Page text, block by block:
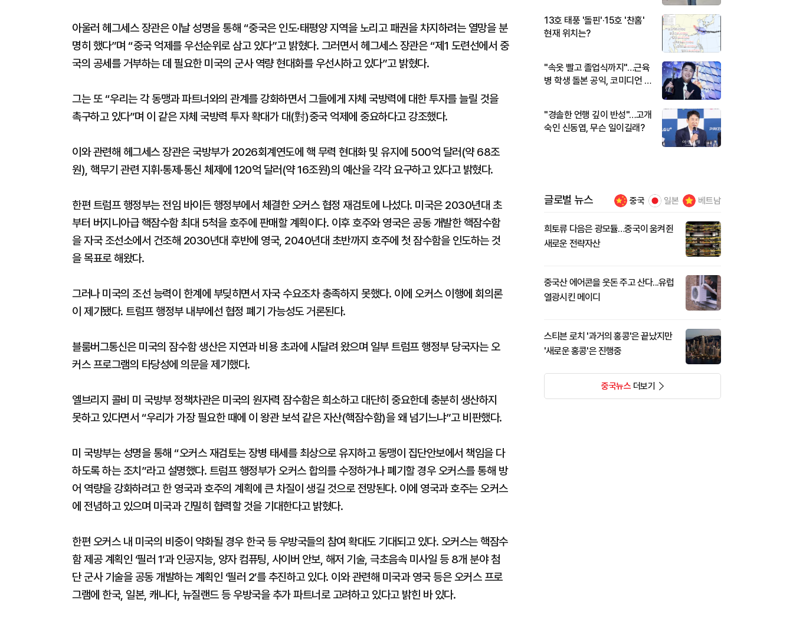
아울러 헤그세스 장관은 이날 성명을 통해 “중국은 인도·태평양 지역을 노리고 패권을 차지하려는 열망을 분
명히 했다”며 “중국 억제를 우선순위로 삼고 있다”고 밝혔다. 그러면서 헤그세스 장관은 “제1 도련선에서 중
국의 공세를 거부하는 데 필요한 미국의 군사 역량 현대화를 우선시하고 있다”고 밝혔다.
그는 또 “우리는 각 동맹과 파트너와의 관계를 강화하면서 그들에게 자체 국방력에 대한 투자를 늘릴 것을
촉구하고 있다”며 이 같은 자체 국방력 투자 확대가 대(對)중국 억제에 중요하다고 강조했다.
이와 관련해 헤그세스 장관은 국방부가 2026회계연도에 핵 무력 현대화 및 유지에 500억 달러(약 68조
원), 핵무기 관련 지휘·통제·통신 체제에 120억 달러(약 16조원)의 예산을 각각 요구하고 있다고 밝혔다.
한편 트럼프 행정부는 전임 바이든 행정부에서 체결한 오커스 협정 재검토에 나섰다. 미국은 2030년대 초
부터 버지니아급 핵잠수함 최대 5척을 호주에 판매할 계획이다. 이후 호주와 영국은 공동 개발한 핵잠수함
을 자국 조선소에서 건조해 2030년대 후반에 영국, 2040년대 초반까지 호주에 첫 잠수함을 인도하는 것
을 목표로 해왔다.
그러나 미국의 조선 능력이 한계에 부딪히면서 자국 수요조차 충족하지 못했다. 이에 오커스 이행에 회의론
이 제기됐다. 트럼프 행정부 내부에선 협정 폐기 가능성도 거론된다.
블룸버그통신은 미국의 잠수함 생산은 지연과 비용 초과에 시달려 왔으며 일부 트럼프 행정부 당국자는 오
커스 프로그램의 타당성에 의문을 제기했다.
엘브리지 콜비 미 국방부 정책차관은 미국의 원자력 잠수함은 희소하고 대단히 중요한데 충분히 생산하지
못하고 있다면서 “우리가 가장 필요한 때에 이 왕관 보석 같은 자산(핵잠수함)을 왜 넘기느냐”고 비판했다.
미 국방부는 성명을 통해 “오커스 재검토는 장병 태세를 최상으로 유지하고 동맹이 집단안보에서 책임을 다
하도록 하는 조치”라고 설명했다. 트럼프 행정부가 오커스 합의를 수정하거나 폐기할 경우 오커스를 통해 방
어 역량을 강화하려고 한 영국과 호주의 계획에 큰 차질이 생길 것으로 전망된다. 이에 영국과 호주는 오커스
에 전념하고 있으며 미국과 긴밀히 협력할 것을 기대한다고 밝혔다.
한편 오커스 내 미국의 비중이 약화될 경우 한국 등 우방국들의 참여 확대도 기대되고 있다. 오커스는 핵잠수
함 제공 계획인 ‘필러 1’과 인공지능, 양자 컴퓨팅, 사이버 안보, 해저 기술, 극초음속 미사일 등 8개 분야 첨
단 군사 기술을 공동 개발하는 계획인 ‘필러 2’를 추진하고 있다. 이와 관련해 미국과 영국 등은 오커스 프로
그램에 한국, 일본, 캐나다, 뉴질랜드 등 우방국을 추가 파트너로 고려하고 있다고 밝힌 바 있다.
13호 태풍 '돌핀'·15호 '찬홈'
현재 위치는?
"속옷 빨고 졸업식까지"…근육
병 학생 돌본 공익, 코미디언 김
"경솔한 언행 깊이 반성"…고개
숙인 신동엽, 무슨 일이길래?
글로벌 뉴스 중국 일본 베트남
희토류 다음은 광모듈…중국이 움켜쥔
새로운 전략자산
중국산 에어콘을 웃돈 주고 산다...유럽
열광시킨 메이디
스티븐 로치 '과거의 홍콩'은 끝났지만
'새로운 홍콩'은 진행중
중국뉴스더보기